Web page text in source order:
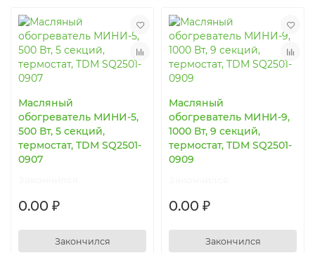
Масляный
обогреватель МИНИ-5,
500 Вт, 5 секций,
термостат, TDM SQ2501-
0907
0.00 ₽
Закончился
Масляный
обогреватель МИНИ-9,
1000 Вт, 9 секций,
термостат, TDM SQ2501-
0909
0.00 ₽
Закончился